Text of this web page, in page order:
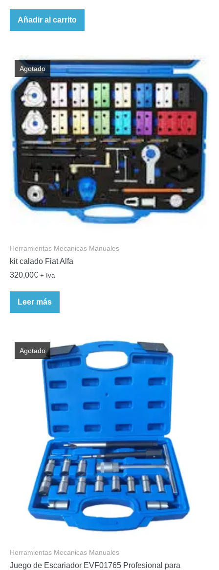
Añadir al carrito
Agotado
Herramientas Mecanicas Manuales
kit calado Fiat Alfa
320,00€ + Iva
Leer más
Agotado
Herramientas Mecanicas Manuales
Juego de Escariador EVF01765 Profesional para